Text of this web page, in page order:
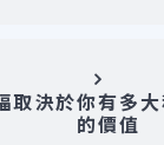
取決於你有多
的價值